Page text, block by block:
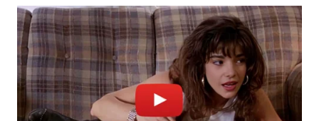
KEPULAUAN
SERIBU
WN
TANGERANG
WN